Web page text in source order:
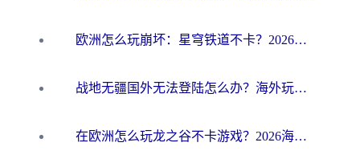
欧洲怎么玩崩坏：星穹铁道不卡？2026海外玩家国服游戏加速器终极攻略
战地无疆国外无法登陆怎么办？海外玩家国服畅玩终极指南（附欧服魔兽EVE加速方案）
在欧洲怎么玩龙之谷不卡游戏？2026海外党国服游戏加速全攻略